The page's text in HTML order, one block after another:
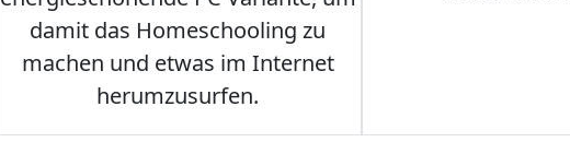
damit das Homeschooling zu
machen und etwas im Internet
herumzusurfen.